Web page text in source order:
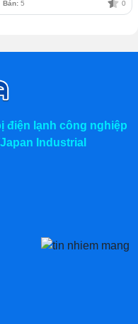
Bán: 5 0
điện lạnh công nghiệp
Industrial